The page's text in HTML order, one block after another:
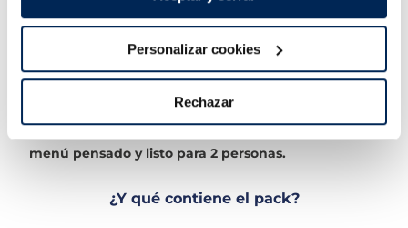
Personalizar cookies
Rechazar
Todo lo que necesitas,
¡ahora con descuento!
podrás llevar los 3 ingredientes principales de la receta
menú pensado y listo para 2 personas.
¿Y qué contiene el pack?